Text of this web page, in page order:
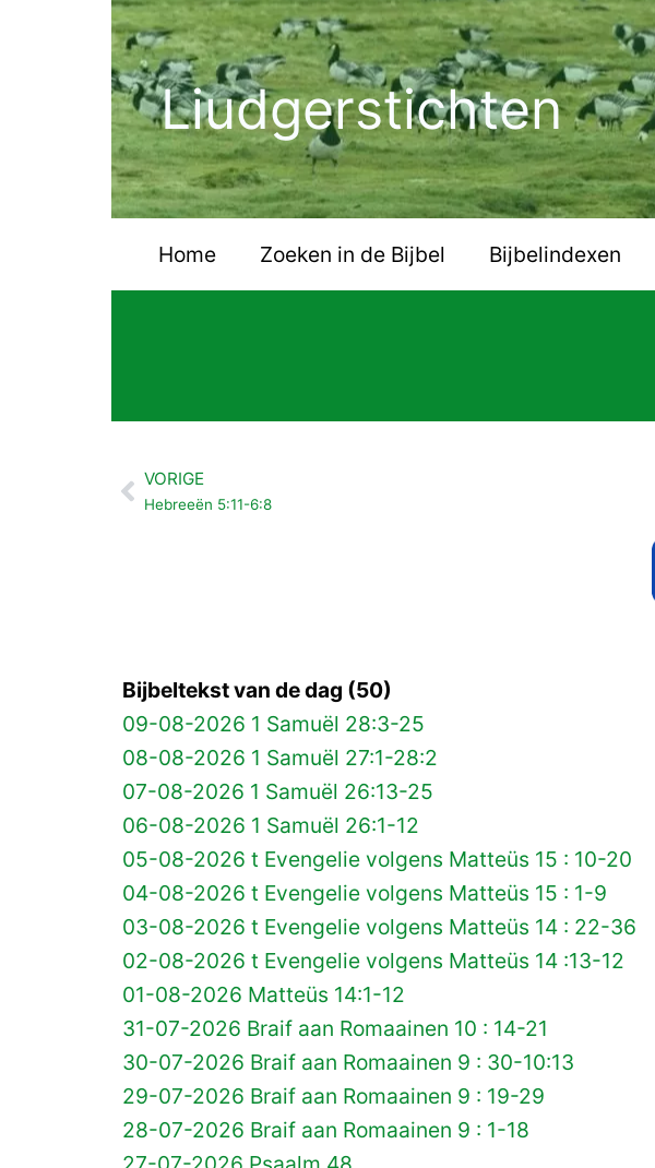
Liudgerstichten
Home Zoeken in de Bijbel Bijbelindexen
Vorige
VORIGE
Hebreeën 5:11-6:8
Bijbeltekst van de dag (50)
09-08-2026 1 Samuël 28:3-25
08-08-2026 1 Samuël 27:1-28:2
07-08-2026 1 Samuël 26:13-25
06-08-2026 1 Samuël 26:1-12
05-08-2026 t Evengelie volgens Matteüs 15 : 10-20
04-08-2026 t Evengelie volgens Matteüs 15 : 1-9
03-08-2026 t Evengelie volgens Matteüs 14 : 22-36
02-08-2026 t Evengelie volgens Matteüs 14 :13-12
01-08-2026 Matteüs 14:1-12
31-07-2026 Braif aan Romaainen 10 : 14-21
30-07-2026 Braif aan Romaainen 9 : 30-10:13
29-07-2026 Braif aan Romaainen 9 : 19-29
28-07-2026 Braif aan Romaainen 9 : 1-18